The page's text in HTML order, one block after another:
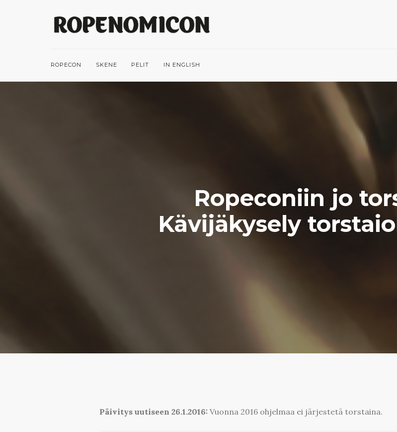
ROPECON SKENE PELIT IN ENGLISH
Ropeconiin jo
Kävijäkysely
Päivitys uutiseen 26.1.2016: Vuonna 2016 ohjelmaa ei järjestetä torstaina.